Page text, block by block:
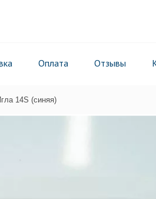
Оплата Отзывы
14S (синяя)